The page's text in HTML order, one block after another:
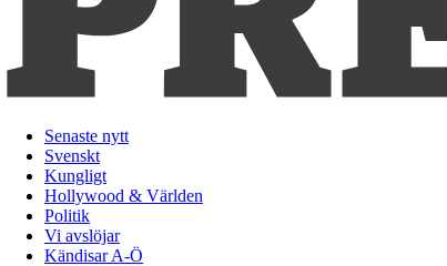
Senaste nytt
Svenskt
Kungligt
Hollywood & Världen
Politik
Vi avslöjar
Kändisar A-Ö